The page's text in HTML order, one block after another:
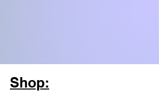
Shop: